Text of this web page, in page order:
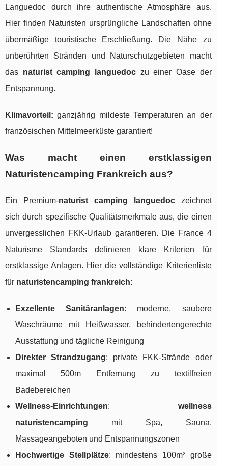
Languedoc durch ihre authentische Atmosphäre aus.
Hier finden Naturisten ursprüngliche Landschaften ohne
übermäßige touristische Erschließung. Die Nähe zu
unberührten Stränden und Naturschutzgebieten macht
das naturist camping languedoczu einer Oase der
Entspannung.
Klimavorteil: ganzjährig mildeste Temperaturen an der
französischen Mittelmeerküste garantiert!
Was macht einen erstklassigen
Naturistencamping Frankreich aus?
Ein Premium-naturist camping languedoczeichnet
sich durch spezifische Qualitätsmerkmale aus, die einen
unvergesslichen FKK-Urlaub garantieren. Die France 4
Naturisme Standards definieren klare Kriterien für
erstklassige Anlagen. Hier die vollständige Kriterienliste
für naturistencamping frankreich:
Exzellente Sanitäranlagen: moderne, saubere
Waschräume mit Heißwasser, behindertengerechte
Ausstattung und tägliche Reinigung
Direkter Strandzugang: private FKK-Strände oder
maximal 500m Entfernung zu textilfreien
Badebereichen
Wellness-Einrichtungen: wellness
naturistencamping mit Spa, Sauna,
Massageangeboten und Entspannungszonen
Hochwertige Stellplätze: mindestens 100m² große